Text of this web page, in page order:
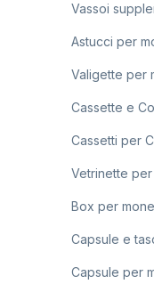
Vassoi
Astucci per
Valigette per
Cassette e
Cassetti per
Vetrinette
Box per
Capsule e
Capsule per